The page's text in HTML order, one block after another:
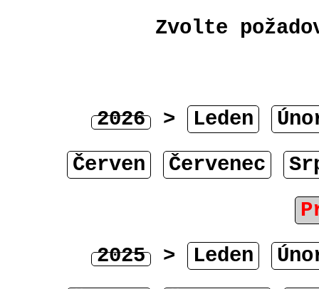
Zvolte
2026 > Leden
Červen
Červenec
2025 > Leden